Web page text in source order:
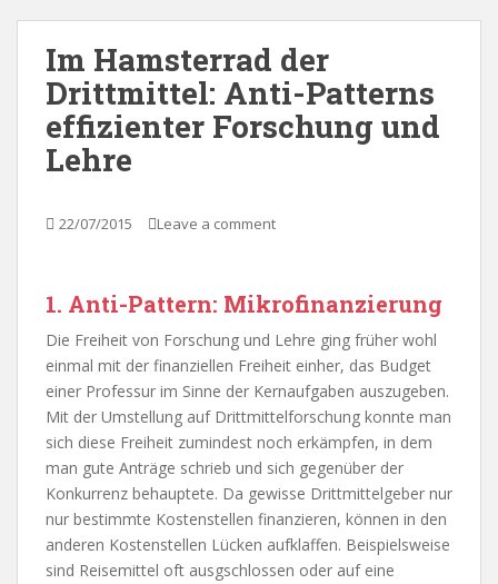
Im Hamsterrad der
Drittmittel: Anti-Patterns
effizienter Forschung und
Lehre
22/07/2015 Leave a comment
1. Anti-Pattern: Mikrofinanzierung
Die Freiheit von Forschung und Lehre ging früher wohl
einmal mit der finanziellen Freiheit einher, das Budget
einer Professur im Sinne der Kernaufgaben auszugeben.
Mit der Umstellung auf Drittmittelforschung konnte man
sich diese Freiheit zumindest noch erkämpfen, in dem
man gute Anträge schrieb und sich gegenüber der
Konkurrenz behauptete. Da gewisse Drittmittelgeber nur
nur bestimmte Kostenstellen finanzieren, können in den
anderen Kostenstellen Lücken aufklaffen. Beispielsweise
sind Reisemittel oft ausgschlossen oder auf eine